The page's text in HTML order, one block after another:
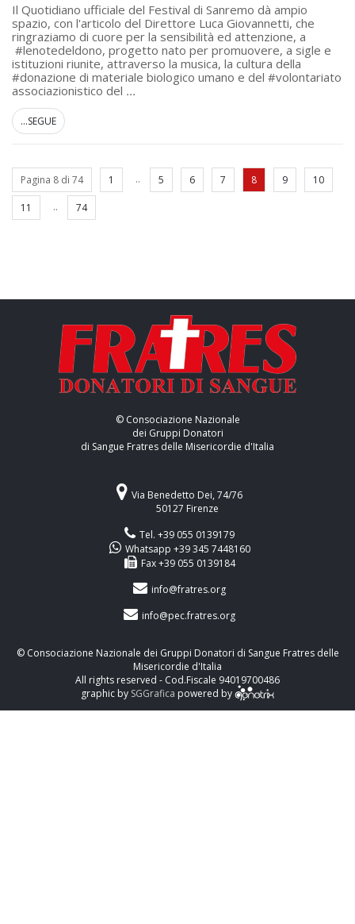
Il Quotidiano ufficiale del Festival di Sanremo dà ampio
spazio, con l'articolo del Direttore Luca Giovannetti, che
ringraziamo di cuore per la sensibilità ed attenzione, a
#lenotedeldono, progetto nato per promuovere, a sigle e
istituzioni riunite, attraverso la musica, la cultura della
#donazione di materiale biologico umano e del #volontariato
associazionistico del ...
...SEGUE
Pagina 8 di 74 1 .. 5 6 7 8 9 10
11 .. 74
© Consociazione Nazionale
dei Gruppi Donatori
di Sangue Fratres delle Misericordie d'Italia
Via Benedetto Dei, 74/76
50127 Firenze
Tel. +39 055 0139179
Whatsapp +39 345 7448160
Fax +39 055 0139184
info@fratres.org
info@pec.fratres.org
© Consociazione Nazionale dei Gruppi Donatori di Sangue Fratres delle
Misericordie d'Italia
All rights reserved - Cod.Fiscale 94019700486
graphic by SGGrafica powered by